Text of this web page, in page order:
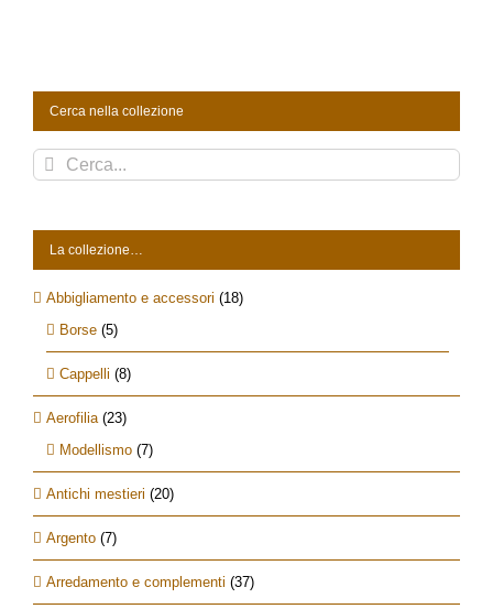
Cerca nella collezione
Cerca
per:
La collezione…
Abbigliamento e accessori (18)
Borse (5)
Cappelli (8)
Aerofilia (23)
Modellismo (7)
Antichi mestieri (20)
Argento (7)
Arredamento e complementi (37)